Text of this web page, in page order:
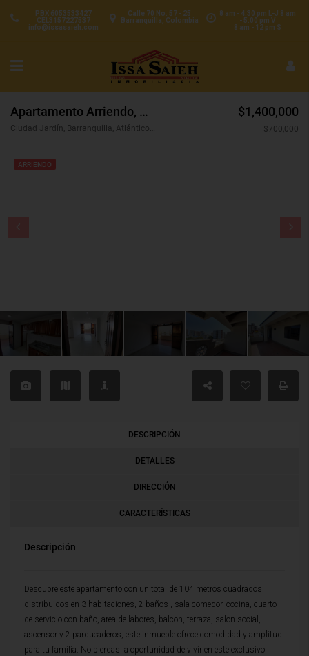
8 am - 4:30 pm L-J 8 am
- 5:00 pm V
8 am - 12 pm S
Calle 70 No. 57 - 25
Barranquilla, Colombia
PBX 6053533427
CEL3157227537
info@issasaieh.com
Apartamento Arriendo, Ciudad Jardín, Barranquilla (31214)
Ciudad Jardín, Barranquilla, Atlántico, Colombia
$1,400,000
$700,000
ARRIENDO
DESCRIPCIÓN
DETALLES
DIRECCIÓN
CARACTERÍSTICAS
Descripción
Descubre este apartamento con un total de 104 metros cuadrados
distribuidos en 3 habitaciones, 2 baños , sala-comedor, cocina, cuarto
de servicio con baño, area de labores, balcon, terraza, salon social,
ascensor y 2 parqueaderos, este inmueble ofrece comodidad y amplitud
para tu familia. No pierdas la oportunidad de vivir en este exclusivo